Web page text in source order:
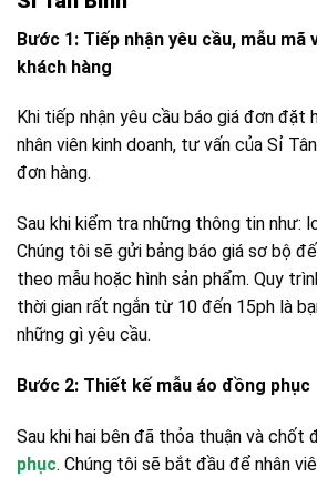
Bước 1: Tiếp nhận yêu cầu, mẫu
khách hàng
Khi tiếp nhận yêu cầu báo giá đơn đặt
nhân viên kinh doanh, tư vấn của Sỉ
đơn hàng.
Sau khi kiểm tra những thông tin như:
Chúng tôi sẽ gửi bảng báo giá sơ bộ
theo mẫu hoặc hình sản phẩm. Quy
thời gian rất ngắn từ 10 đến 15ph là
những gì yêu cầu.
Bước 2: Thiết kế mẫu áo đồng phục
Sau khi hai bên đã thỏa thuận và chốt
phục. Chúng tôi sẽ bắt đầu để nhân